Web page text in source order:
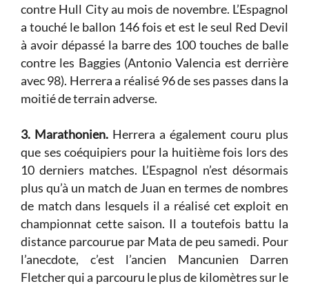
contre Hull City au mois de novembre. L’Espagnol
a touché le ballon 146 fois et est le seul Red Devil
à avoir dépassé la barre des 100 touches de balle
contre les Baggies (Antonio Valencia est derrière
avec 98). Herrera a réalisé 96 de ses passes dans la
moitié de terrain adverse.
3. Marathonien. Herrera a également couru plus
que ses coéquipiers pour la huitième fois lors des
10 derniers matches. L’Espagnol n’est désormais
plus qu’à un match de Juan en termes de nombres
de match dans lesquels il a réalisé cet exploit en
championnat cette saison. Il a toutefois battu la
distance parcourue par Mata de peu samedi. Pour
l’anecdote, c’est l’ancien Mancunien Darren
Fletcher qui a parcouru le plus de kilomètres sur le